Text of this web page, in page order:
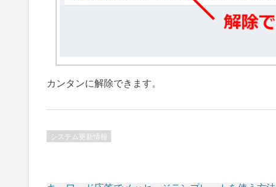
カンタンに解除できます。
システム更新情報